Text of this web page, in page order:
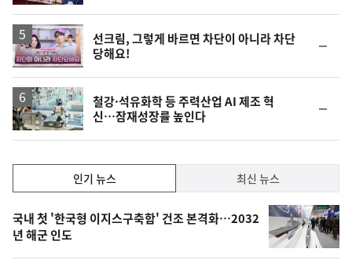
영
상
선크림, 그렇게 바르면 차단이 아니라 차단
당해요!
일
철강·석유화학 등 주력산업 AI 제조 혁
신…잠재성장률 높인다
일
기,
최
신,
인기 뉴스 최신 뉴스
기
뉴
스
국내 첫 '한국형 이지스구축함' 건조 본격화…2032
년 해군 인도